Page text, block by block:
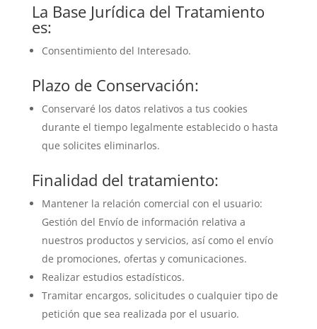
La Base Jurídica del Tratamiento
es:
Consentimiento del Interesado.
Plazo de Conservación:
Conservaré los datos relativos a tus cookies
durante el tiempo legalmente establecido o hasta
que solicites eliminarlos.
Finalidad del tratamiento:
Mantener la relación comercial con el usuario:
Gestión del Envío de información relativa a
nuestros productos y servicios, así como el envío
de promociones, ofertas y comunicaciones.
Realizar estudios estadísticos.
Tramitar encargos, solicitudes o cualquier tipo de
petición que sea realizada por el usuario.